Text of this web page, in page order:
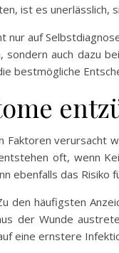
ist es
auf
sondern auch dazu
bestmögliche
Faktoren
oft, wenn
ebenfalls das Risiko
den häufigsten
der Wunde
eine ernstere